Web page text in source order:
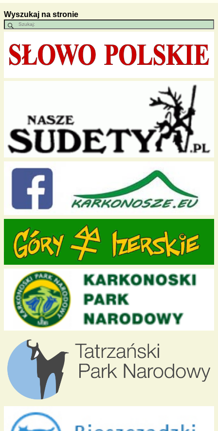
Wyszukaj na stronie